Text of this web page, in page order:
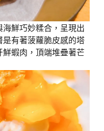
鮮巧妙糅合，呈現出
有著菠蘿脆皮感的塔
蝦肉，頂端堆疊著芒